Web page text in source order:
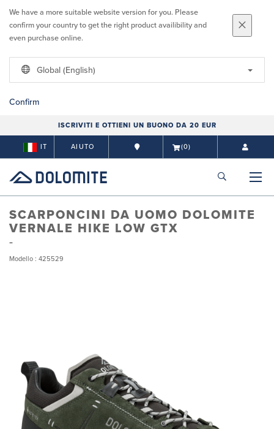
We have a more suitable website version for you. Please
confirm your country to get the right product availibility and
even purchase online.
Global (English)
Confirm
ISCRIVITI E OTTIENI UN BUONO DA 20 EUR
IT AIUTO (0)
SCARPONCINI DA UOMO DOLOMITE
VERNALE HIKE LOW GTX
Modello : 425529